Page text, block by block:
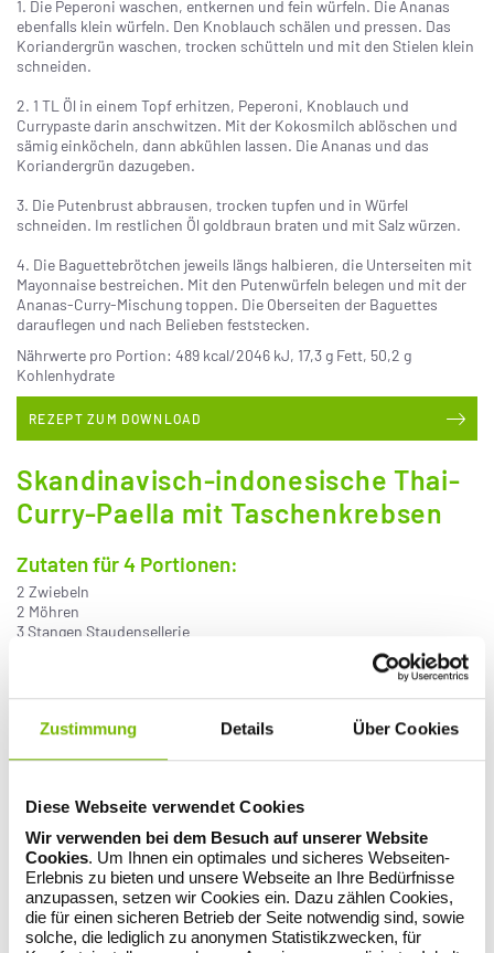
Zustimmung Details Über Cookies
Diese Webseite verwendet Cookies
Wir verwenden bei dem Besuch auf unserer Website
Cookies. Um Ihnen ein optimales und sicheres Webseiten-
Erlebnis zu bieten und unsere Webseite an Ihre Bedürfnisse
anzupassen, setzen wir Cookies ein. Dazu zählen Cookies,
die für einen sicheren Betrieb der Seite notwendig sind, sowie
solche, die lediglich zu anonymen Statistikzwecken, für
1. Die Peperoni waschen, entkernen und fein würfeln. Die Ananas
ebenfalls klein würfeln. Den Knoblauch schälen und pressen. Das
Koriandergrün waschen, trocken schütteln und mit den Stielen klein
schneiden.
2. 1 TL Öl in einem Topf erhitzen, Peperoni, Knoblauch und
Currypaste darin anschwitzen. Mit der Kokosmilch ablöschen und
sämig einköcheln, dann abkühlen lassen. Die Ananas und das
Koriandergrün dazugeben.
3. Die Putenbrust abbrausen, trocken tupfen und in Würfel
schneiden. Im restlichen Öl goldbraun braten und mit Salz würzen.
4. Die Baguettebrötchen jeweils längs halbieren, die Unterseiten mit
Mayonnaise bestreichen. Mit den Putenwürfeln belegen und mit der
Ananas-Curry-Mischung toppen. Die Oberseiten der Baguettes
darauflegen und nach Belieben feststecken.
Nährwerte pro Portion: 489 kcal/2046 kJ, 17,3 g Fett, 50,2 g
Kohlenhydrate
REZEPT ZUM DOWNLOAD
Skandinavisch-indonesische Thai-
Curry-Paella mit Taschenkrebsen
Zutaten für 4 Portionen:
2 Zwiebeln
2 Möhren
3 Stangen Staudensellerie
Salz
2 EL rote Currypaste
2 EL Zitronensaft
1 Biozitrone (in Spalten geschnitten), Basilikum zum Garnieren
SCHWIERIGKEITSGRAD: EINFACH
Zubereitung:
1. Zwiebeln, Möhren und Sellerie schälen oder putzen und alles in